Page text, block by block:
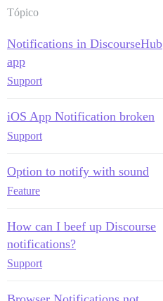
Tópico
Notifications in DiscourseHub
app
Support
iOS App Notification broken
Support
Option to notify with sound
Feature
How can I beef up Discourse
notifications?
Support